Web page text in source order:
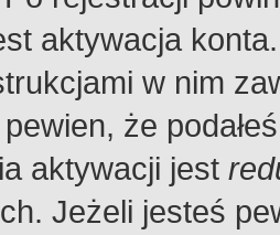
aktywacja
w nim
że
aktywacji jest
Jeżeli jesteś